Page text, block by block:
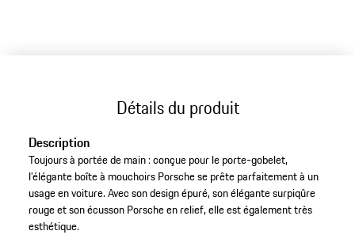
Détails du produit
Description
Toujours à portée de main : conçue pour le porte-gobelet,
l’élégante boîte à mouchoirs Porsche se prête parfaitement à un
usage en voiture. Avec son design épuré, son élégante surpiqûre
rouge et son écusson Porsche en relief, elle est également très
esthétique.